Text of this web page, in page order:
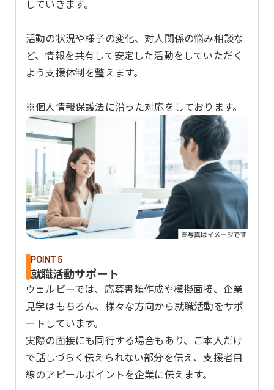
していきます。
活動の状況や様子の変化、対人関係の悩み相談な
ど、情報を共有して安定した活動をしていただく
よう支援体制を整えます。
※個人情報保護法に沿った対応をしております。
POINT 5
就職活動サポート
ウェルビーでは、応募書類作成や模擬面接、企業
見学はもちろん、様々な方向から就職活動をサポ
ートしています。
実際の面接にも同行する場合もあり、ご本人だけ
で話しづらく伝えられない部分を伝え、支援者目
線のアピールポイントを企業に伝えます。